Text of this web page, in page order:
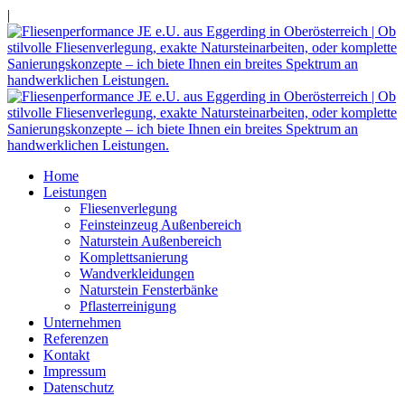
|
Home
Leistungen
Fliesenverlegung
Feinsteinzeug Außenbereich
Naturstein Außenbereich
Komplettsanierung
Wandverkleidungen
Naturstein Fensterbänke
Pflasterreinigung
Unternehmen
Referenzen
Kontakt
Impressum
Datenschutz